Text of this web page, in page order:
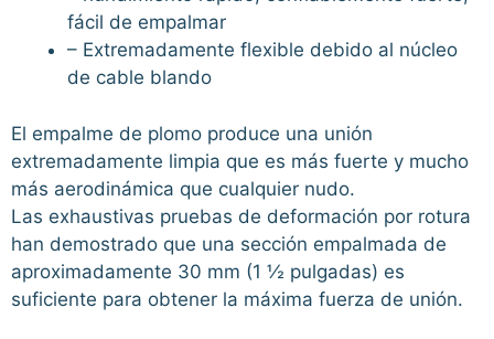
fácil de empalmar
– Extremadamente flexible debido al núcleo
de cable blando
El empalme de plomo produce una unión
extremadamente limpia que es más fuerte y mucho
más aerodinámica que cualquier nudo.
Las exhaustivas pruebas de deformación por rotura
han demostrado que una sección empalmada de
aproximadamente 30 mm (1 ½ pulgadas) es
suficiente para obtener la máxima fuerza de unión.